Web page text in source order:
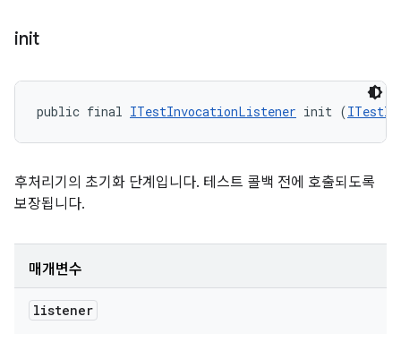
init
public final ITestInvocationListener init (
후처리기의 초기화 단계입니다. 테스트 콜백 전에 호출되도록
보장됩니다.
매개변수
listener